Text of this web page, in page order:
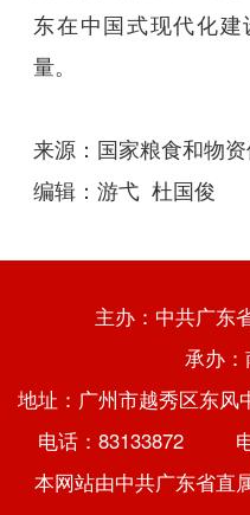
东在中国式现代化
量。
来源：国家粮食和物
编辑：游弋 杜国俊
主办：中共广东
承办
地址：广州市越秀区东风
电话：83133872 电
本网站由中共广东省直